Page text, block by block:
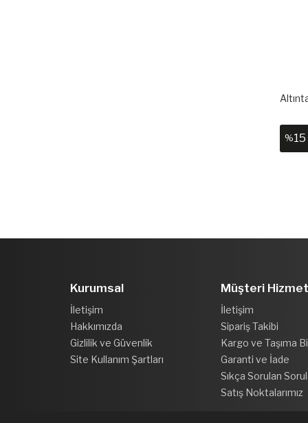
%15
Kurumsal
İletişim
Hakkımızda
Gizlilik ve Güvenlik
Site Kullanım Şartları
Müşteri
İletişim
Sipariş Takibi
Kargo ve Taşıma
Garanti ve İade
Sıkça Sorulan
Satış Noktalarımız